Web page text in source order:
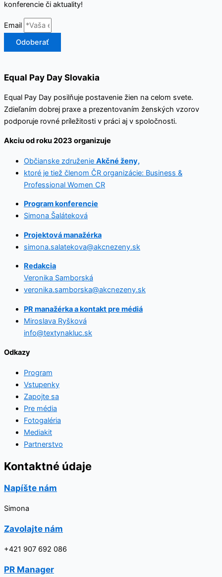
konferencie či aktuality!
Email
Odoberať
Equal Pay Day Slovakia
Equal Pay Day posilňuje postavenie žien na celom svete.
Zdieľaním dobrej praxe a prezentovaním ženských vzorov
podporuje rovné príležitosti v práci aj v spoločnosti.
Akciu od roku 2023 organizuje
Občianske združenie Akčné ženy,
ktoré je tiež členom ČR organizácie: Business &
Professional Women CR
Program konferencie
Simona Šaláteková
Projektová manažérka
simona.salatekova@akcnezeny.sk
Redakcia
Veronika Samborská
veronika.samborska@akcnezeny.sk
PR manažérka a kontakt pre médiá
Miroslava Ryšková
info@textynakluc.sk
Odkazy
Program
Vstupenky
Zapojte sa
Pre média
Fotogaléria
Mediakit
Partnerstvo
Kontaktné údaje
Napíšte nám
Simona
Zavolajte nám
+421 907 692 086
PR Manager